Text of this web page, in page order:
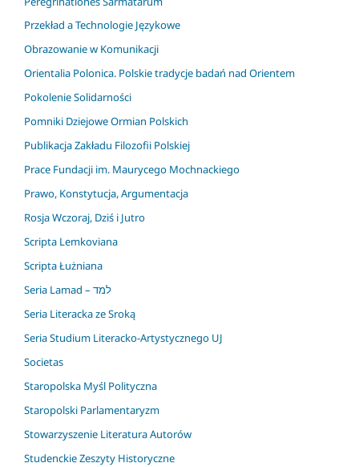
Przekład a Technologie Językowe
Obrazowanie w Komunikacji
Orientalia Polonica. Polskie tradycje badań nad Orientem
Pokolenie Solidarności
Pomniki Dziejowe Ormian Polskich
Publikacja Zakładu Filozofii Polskiej
Prace Fundacji im. Maurycego Mochnackiego
Prawo, Konstytucja, Argumentacja
Rosja Wczoraj, Dziś i Jutro
Scripta Lemkoviana
Scripta Łużniana
Seria Lamad – למד
Seria Literacka ze Sroką
Seria Studium Literacko-Artystycznego UJ
Societas
Staropolska Myśl Polityczna
Staropolski Parlamentaryzm
Stowarzyszenie Literatura Autorów
Studenckie Zeszyty Historyczne